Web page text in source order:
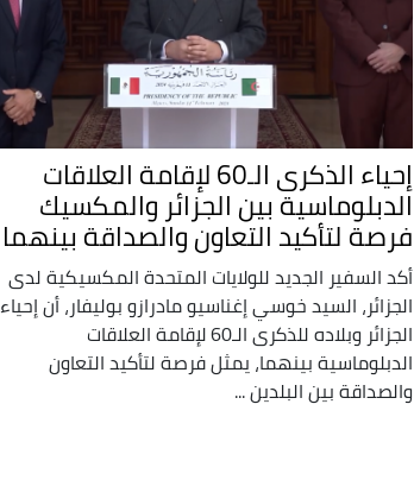
إحياء الذكرى الـ60 لإقامة العلاقات
الدبلوماسية بين الجزائر والمكسيك
فرصة لتأكيد التعاون والصداقة بينهما
أكد السفير الجديد للولايات المتحدة المكسيكية لدى
الجزائر، السيد خوسي إغناسيو مادرازو بوليفار، أن إحياء
الجزائر وبلاده للذكرى الـ60 لإقامة العلاقات
الدبلوماسية بينهما، يمثل فرصة لتأكيد التعاون
والصداقة بين البلدين ...